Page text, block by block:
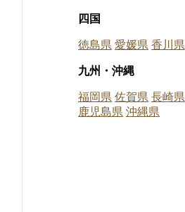
四国
徳島県 愛媛県 香川県
九州・沖縄
福岡県 佐賀県 長崎県
鹿児島県 沖縄県